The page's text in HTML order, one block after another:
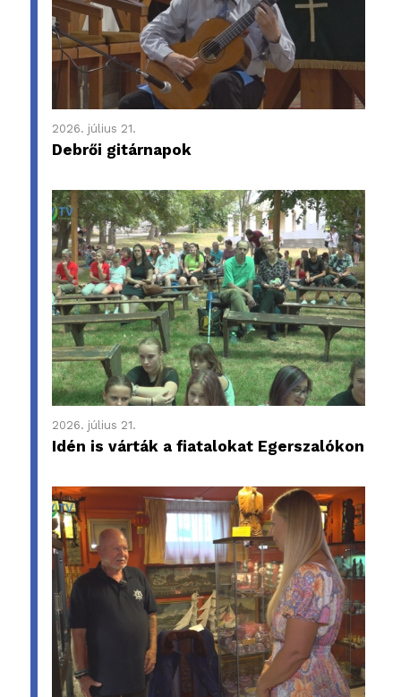
2026. július 21.
Debrői gitárnapok
2026. július 21.
Idén is várták a fiatalokat Egerszalókon